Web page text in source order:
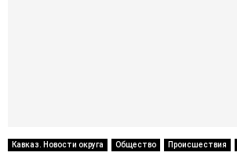
Кавказ. Новости округа Общество Происшествия